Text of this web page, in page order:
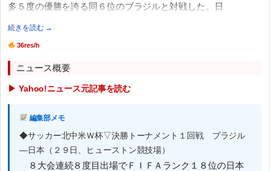
多５度の優勝を誇る同６位のブラジルと対戦した。日
続きを読む →
36res/h
ニュース概要
▶ Yahoo!ニュース元記事を読む
編集部メモ
◆サッカー北中米Ｗ杯▽決勝トーナメント１回戦 ブラジル
―日本（２９日、ヒューストン競技場）
８大会連続８度目出場でＦＩＦＡランク１８位の日本